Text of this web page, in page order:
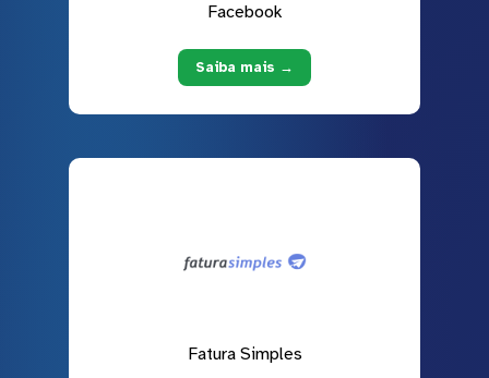
Facebook
Saiba mais →
Fatura Simples